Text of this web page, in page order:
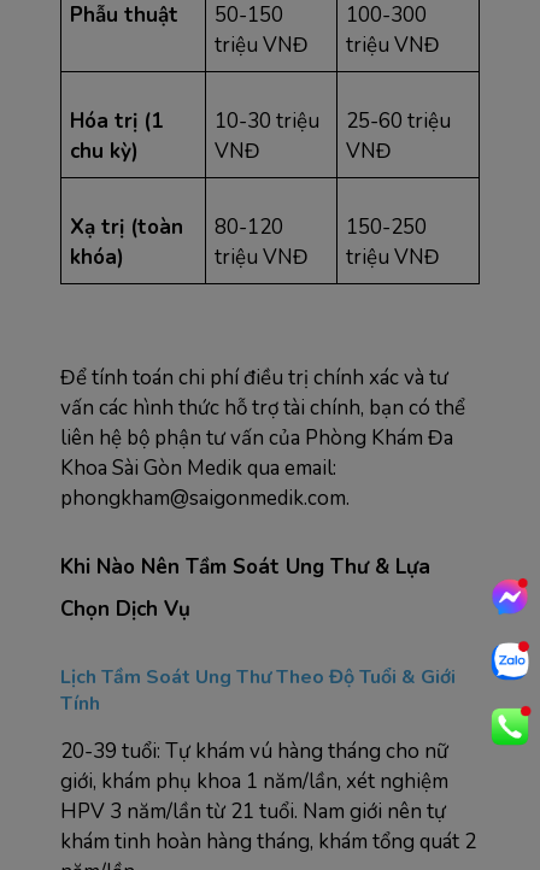
Phẫu thuật
50-150
triệu VNĐ
100-300
triệu VNĐ
Hóa trị (1
chu kỳ)
10-30 triệu
VNĐ
25-60 triệu
VNĐ
Xạ trị (toàn
khóa)
80-120
triệu VNĐ
150-250
triệu VNĐ
Để tính toán chi phí điều trị chính xác và tư
vấn các hình thức hỗ trợ tài chính, bạn có thể
liên hệ bộ phận tư vấn của Phòng Khám Đa
Khoa Sài Gòn Medik qua email:
phongkham@saigonmedik.com.
Khi Nào Nên Tầm Soát Ung Thư & Lựa
Chọn Dịch Vụ
Lịch Tầm Soát Ung Thư Theo Độ Tuổi & Giới
Tính
20-39 tuổi: Tự khám vú hàng tháng cho nữ
giới, khám phụ khoa 1 năm/lần, xét nghiệm
HPV 3 năm/lần từ 21 tuổi. Nam giới nên tự
khám tinh hoàn hàng tháng, khám tổng quát 2